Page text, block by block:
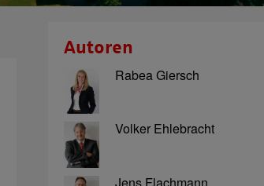
Autoren
Rabea Giersch
Volker Ehlebracht